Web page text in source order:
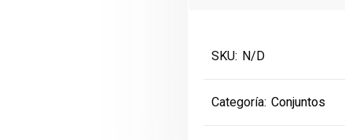
SKU: N/D
Categoría:Conjuntos